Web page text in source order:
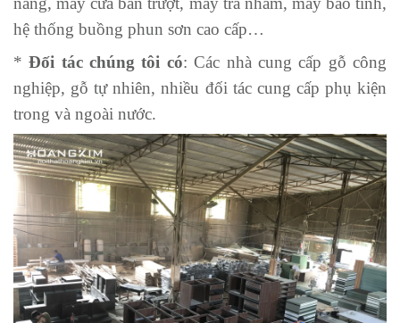
hệ thống buồng phun sơn cao cấp…
*Đối tác chúng tôi có: Các nhà cung cấp gỗ công
nghiệp, gỗ tự nhiên, nhiều đối tác cung cấp phụ kiện
trong và ngoài nước.